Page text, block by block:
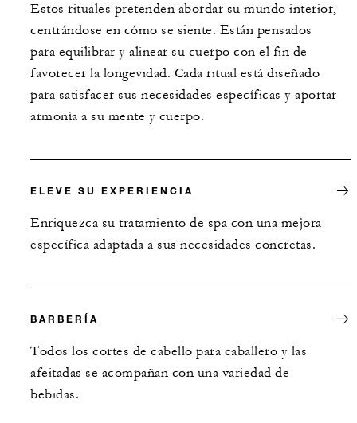
Estos rituales pretenden abordar su mundo interior,
centrándose en cómo se siente. Están pensados
para equilibrar y alinear su cuerpo con el fin de
favorecer la longevidad. Cada ritual está diseñado
para satisfacer sus necesidades específicas y aportar
armonía a su mente y cuerpo.
ELEVE SU EXPERIENCIA
Enriquezca su tratamiento de spa con una mejora
específica adaptada a sus necesidades concretas.
BARBERÍA
Todos los cortes de cabello para caballero y las
afeitadas se acompañan con una variedad de
bebidas.